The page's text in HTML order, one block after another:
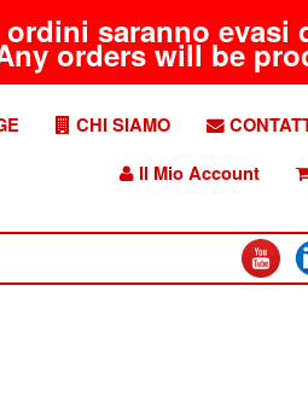
saranno evasi
orders will be
CHI SIAMO
Il Mio Account